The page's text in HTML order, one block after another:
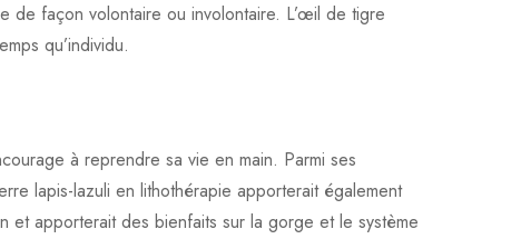
de façon volontaire ou involontaire. L’œil de tigre
qu’individu.
à reprendre sa vie en main. Parmi ses
lapis-lazuli en lithothérapie apporterait également
et apporterait des bienfaits sur la gorge et le système